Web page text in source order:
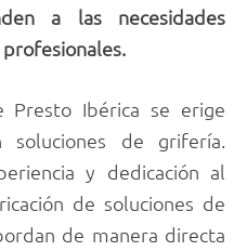
a las necesidades
profesionales.
Presto Ibérica se erige
de grifería.
y dedicación al
de soluciones de
de manera directa